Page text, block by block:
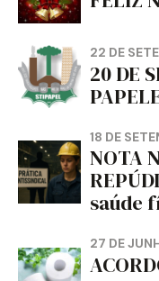
22 DE
20 DE
18 DE
NOTA
REPÚDIO: Em
saúde
da
27 DE